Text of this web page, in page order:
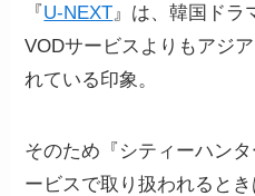
『U-NEXT』は、韓国ドラ
VODサービスよりもアジ
れている印象。
そのため『シティーハン
ービスで取り扱われると